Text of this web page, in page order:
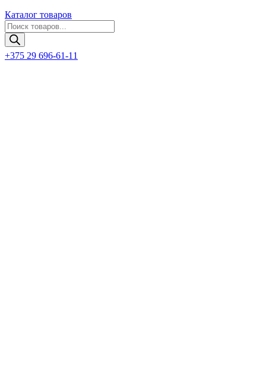
Каталог товаров
Поиск
товаров
+375 29 696-61-11